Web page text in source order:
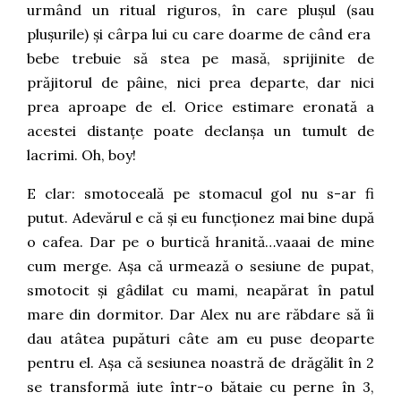
urmând un ritual riguros, în care plușul (sau
plușurile) și cârpa lui cu care doarme de când era
bebe trebuie să stea pe masă, sprijinite de
prăjitorul de pâine, nici prea departe, dar nici
prea aproape de el. Orice estimare eronată a
acestei distanțe poate declanșa un tumult de
lacrimi. Oh, boy!
E clar: smotoceală pe stomacul gol nu s-ar fi
putut. Adevărul e că și eu funcționez mai bine după
o cafea. Dar pe o burtică hranită…vaaai de mine
cum merge. Așa că urmează o sesiune de pupat,
smotocit și gâdilat cu mami, neapărat în patul
mare din dormitor. Dar Alex nu are răbdare să îi
dau atâtea pupături câte am eu puse deoparte
pentru el. Așa că sesiunea noastră de drăgălit în 2
se transformă iute într-o bătaie cu perne în 3,